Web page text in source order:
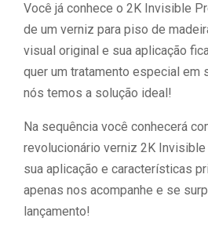
Você já conhece o 2K Invisible
de um verniz para piso de
visual original e sua aplicação
quer um tratamento especial em
nós temos a solução ideal!
Na sequência você conhecerá
revolucionário verniz 2K Invisible
sua aplicação e características
apenas nos acompanhe e se
lançamento!